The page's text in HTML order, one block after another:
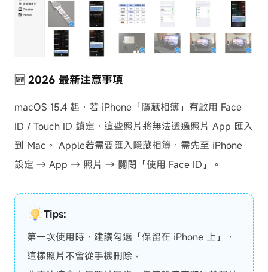
🆕 2026 最新注意事項
macOS 15.4 起，若 iPhone「隱藏相簿」有啟用 Face
ID / Touch ID 鎖定，這些照片將無法透過照片 App 匯入
到 Mac。 Apple若需要匯入隱藏相簿，需先至 iPhone
設定 → App → 照片 → 關閉「使用 Face ID」。
Tips:
第一次使用時，建議勾選「保留在 iPhone 上」，
這樣照片不會從手機刪除。